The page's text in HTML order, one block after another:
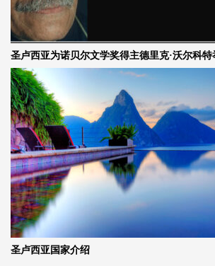
圣卢西亚为诺贝尔文学奖得主德里克·沃尔科特
圣卢西亚国家介绍